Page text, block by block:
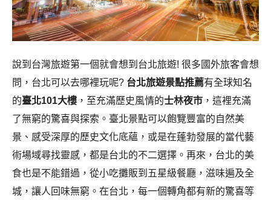
說到台灣旅遊第一個就會想到台北旅遊! 很多國外旅客會想
問，台北可以去哪裡玩呢? 台北旅遊景點推薦有全球知名
的臺北101大樓 ，至充滿歷史風情的士林夜市 ，這裡充滿
了無窮的驚喜與探索。 臺北景點可以飽覽豐富的自然美
景、感受深厚的歷史文化底蘊，或是在蓬勃發展的當代藝
術場域尋找靈感，都是台北的不二選擇。再來，台北的美
食也是不能錯過，從小吃攤販到五星級餐廳，滋味遍及全
城，讓人回味無窮。在台北，每一個轉角都有新的驚喜等